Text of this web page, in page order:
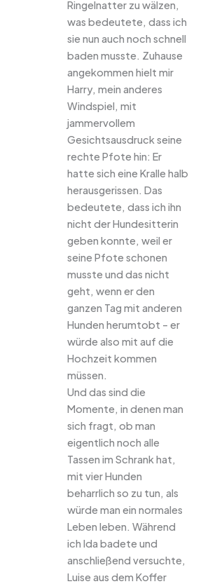
Ringelnatter zu wälzen,
was bedeutete, dass ich
sie nun auch noch schnell
baden musste. Zuhause
angekommen hielt mir
Harry, mein anderes
Windspiel, mit
jammervollem
Gesichtsausdruck seine
rechte Pfote hin: Er
hatte sich eine Kralle halb
herausgerissen. Das
bedeutete, dass ich ihn
nicht der Hundesitterin
geben konnte, weil er
seine Pfote schonen
musste und das nicht
geht, wenn er den
ganzen Tag mit anderen
Hunden herumtobt – er
würde also mit auf die
Hochzeit kommen
müssen.
Und das sind die
Momente, in denen man
sich fragt, ob man
eigentlich noch alle
Tassen im Schrank hat,
mit vier Hunden
beharrlich so zu tun, als
würde man ein normales
Leben leben. Während
ich Ida badete und
anschließend versuchte,
Luise aus dem Koffer